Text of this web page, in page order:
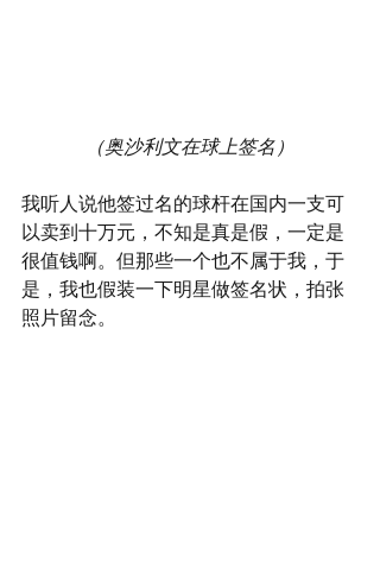
（奥沙利文在球上签名）
我听人说他签过名的球杆在国内一支可
以卖到十万元，不知是真是假，一定是
很值钱啊。但那些一个也不属于我，于
是，我也假装一下明星做签名状，拍张
照片留念。